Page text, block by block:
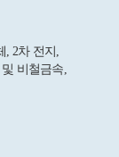
2차 전지,
비철금속,